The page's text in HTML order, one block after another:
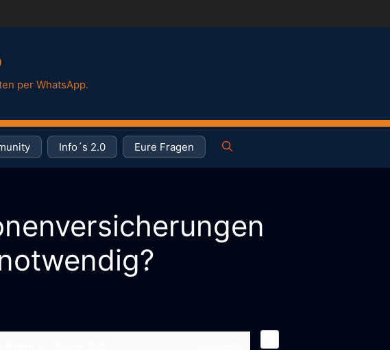
per WhatsApp.
Info´s 2.0 Eure Fragen